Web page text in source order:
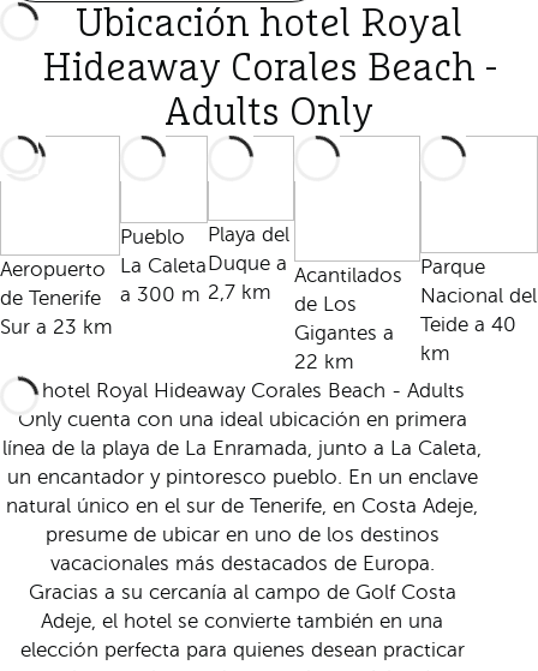
Ubicación hotel Royal
Hideaway Corales Beach -
Adults Only
Aeropuerto
de Tenerife
Sur a 23 km
Pueblo
La Caleta
a 300 m
Playa del
Duque a
2,7 km
Acantilados
de Los
Gigantes a
22 km
Parque
Nacional del
Teide a 40
km
El hotel Royal Hideaway Corales Beach - Adults
Only cuenta con una ideal ubicación en primera
línea de la playa de La Enramada, junto a La Caleta,
un encantador y pintoresco pueblo. En un enclave
natural único en el sur de Tenerife, en Costa Adeje,
presume de ubicar en uno de los destinos
vacacionales más destacados de Europa.
Gracias a su cercanía al campo de Golf Costa
Adeje, el hotel se convierte también en una
elección perfecta para quienes desean practicar